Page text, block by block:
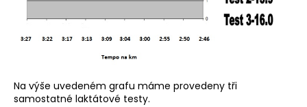
Na výše uvedeném grafu máme provedeny tři
samostatné laktátové testy.